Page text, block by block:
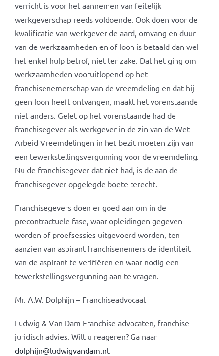
verricht is voor het aannemen van feitelijk
werkgeverschap reeds voldoende. Ook doen voor de
kwalificatie van werkgever de aard, omvang en duur
van de werkzaamheden en of loon is betaald dan wel
het enkel hulp betrof, niet ter zake. Dat het ging om
werkzaamheden vooruitlopend op het
franchisenemerschap van de vreemdeling en dat hij
geen loon heeft ontvangen, maakt het vorenstaande
niet anders. Gelet op het vorenstaande had de
franchisegever als werkgever in de zin van de Wet
Arbeid Vreemdelingen in het bezit moeten zijn van
een tewerkstellingsvergunning voor de vreemdeling.
Nu de franchisegever dat niet had, is de aan de
franchisegever opgelegde boete terecht.
Franchisegevers doen er goed aan om in de
precontractuele fase, waar opleidingen gegeven
worden of proefsessies uitgevoerd worden, ten
aanzien van aspirant franchisenemers de identiteit
van de aspirant te verifiëren en waar nodig een
tewerkstellingsvergunning aan te vragen.
Mr. A.W. Dolphijn – Franchiseadvocaat
Ludwig & Van Dam Franchise advocaten, franchise
juridisch advies. Wilt u reageren? Ga naar
dolphijn@ludwigvandam.nl.